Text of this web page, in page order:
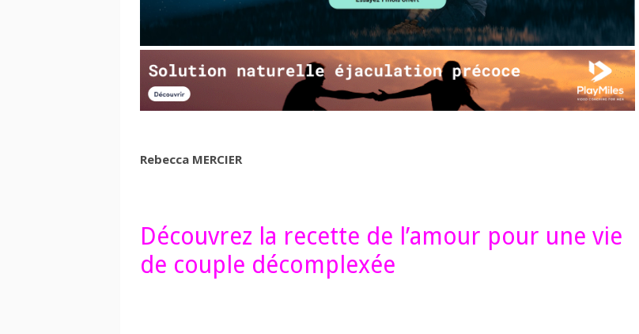
Rebecca MERCIER
Découvrez la recette de l’amour pour une vie
de couple décomplexée